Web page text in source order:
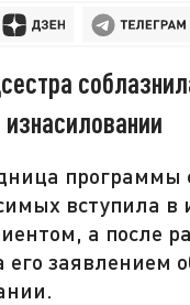
программы
вступила
а после
его заявлением